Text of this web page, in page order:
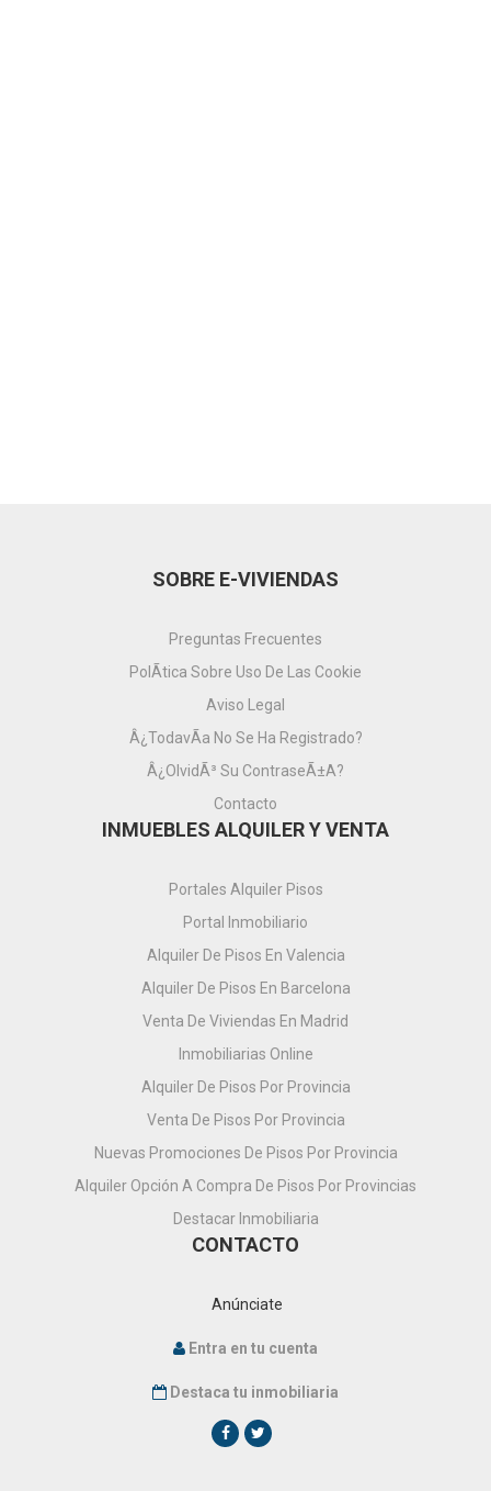
SOBRE E-VIVIENDAS
Preguntas Frecuentes
PolÃ­tica Sobre Uso De Las Cookie
Aviso Legal
Â¿TodavÃ­a No Se Ha Registrado?
Â¿OlvidÃ³ Su ContraseÃ±a?
Contacto
INMUEBLES ALQUILER Y VENTA
Portales Alquiler Pisos
Portal Inmobiliario
Alquiler De Pisos En Valencia
Alquiler De Pisos En Barcelona
Venta De Viviendas En Madrid
Inmobiliarias Online
Alquiler De Pisos Por Provincia
Venta De Pisos Por Provincia
Nuevas Promociones De Pisos Por Provincia
Alquiler Opción A Compra De Pisos Por Provincias
Destacar Inmobiliaria
CONTACTO
Anúnciate
Entra en tu cuenta
Destaca tu inmobiliaria